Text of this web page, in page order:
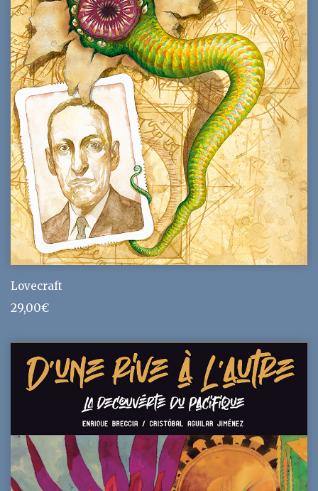
Lovecraft
29,00€